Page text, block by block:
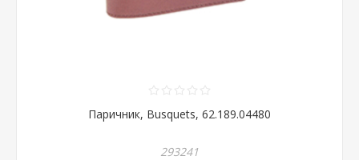
Паричник, Busquets, 62.189.04480
293241